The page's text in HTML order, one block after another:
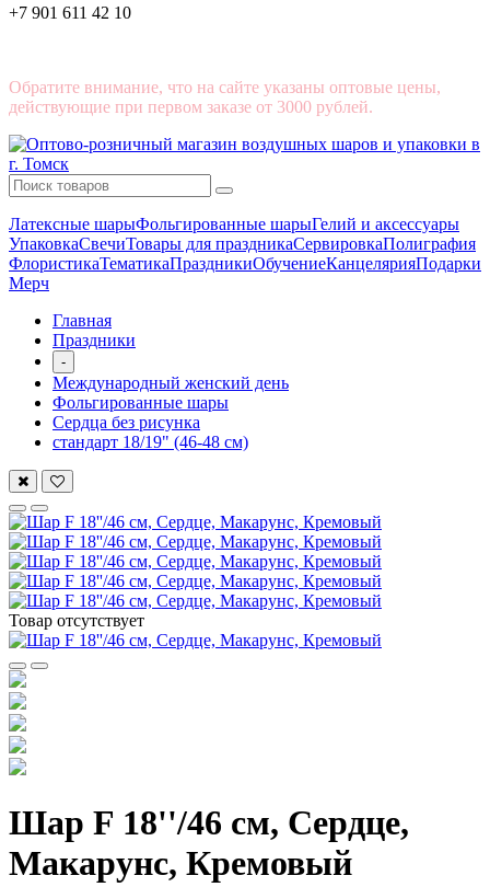
+7 901 611 42 10
Обратите внимание, что на сайте указаны оптовые цены,
действующие при первом заказе от 3000 рублей.
Латексные шарыФольгированные шарыГелий и аксессуары
УпаковкаСвечиТовары для праздникаСервировкаПолиграфия
ФлористикаТематикаПраздникиОбучениеКанцелярияПодарки
Мерч
Главная
Праздники
-
Международный женский день
Фольгированные шары
Сердца без рисунка
стандарт 18/19" (46-48 см)
Товар отсутствует
Шар F 18''/46 см, Сердце,
Макарунс, Кремовый